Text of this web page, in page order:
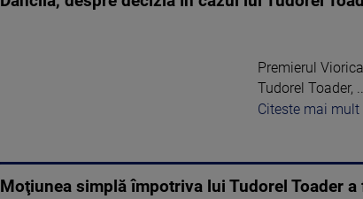
Premierul
Tudorel Toader, ...
Citeste mai mult
Moţiunea simplă împotriva lui Tudorel Toader a